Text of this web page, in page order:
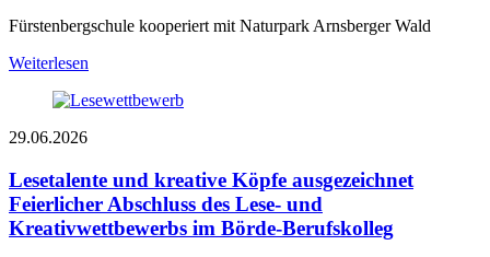
Fürstenbergschule kooperiert mit Naturpark Arnsberger Wald
Weiterlesen
29.06.2026
Lesetalente und kreative Köpfe ausgezeichnet
Feierlicher Abschluss des Lese- und
Kreativwettbewerbs im Börde-Berufskolleg